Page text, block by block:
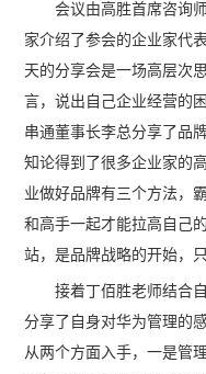
会议由高胜首席咨询师
家介绍了参会的企业家代
天的分享会是一场高层次
言，说出自己企业经营的
串通董事长李总分享了品
知论得到了很多企业家的
业做好品牌有三个方法，
和高手一起才能拉高自己
站，是品牌战略的开始，
接着丁佰胜老师结合自
分享了自身对华为管理的
从两个方面入手，一是管